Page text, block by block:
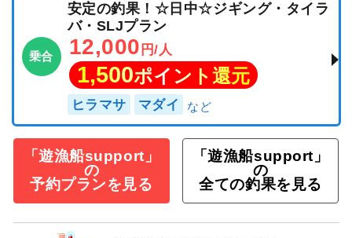
乗合
安定の釣果！☆日中☆ジギング・タイラ
バ・SLJプラン
12,000 円/人
1,500ポイント還元
ヒラマサ マダイ
「遊漁船support」
の
予約プランを見る
「遊漁船support」
の
全ての釣果を見る